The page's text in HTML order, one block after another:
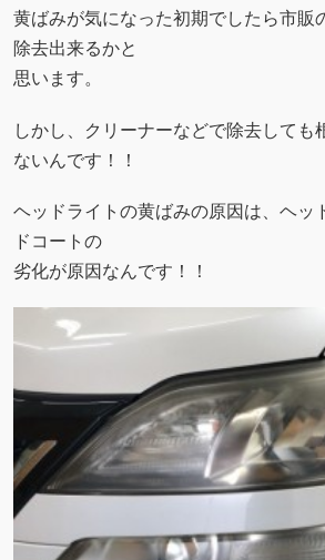
黄ばみが気になった初期でしたら市販
除去出来るかと
思います。
しかし、クリーナーなどで除去しても
ないんです！！
ヘッドライトの黄ばみの原因は、ヘッ
ドコートの
劣化が原因なんです！！